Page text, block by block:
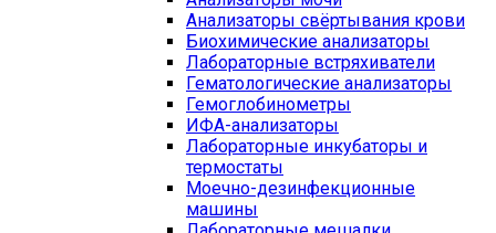
Анализаторы свёртывания крови
Биохимические анализаторы
Лабораторные встряхиватели
Гематологические анализаторы
Гемоглобинометры
ИФА-анализаторы
Лабораторные инкубаторы и
термостаты
Моечно-дезинфекционные
машины